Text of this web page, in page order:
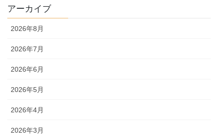
アーカイブ
2026年8月
2026年7月
2026年6月
2026年5月
2026年4月
2026年3月